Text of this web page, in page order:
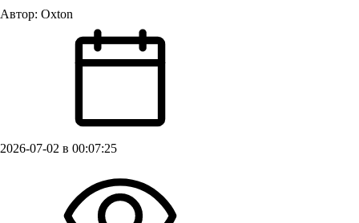
Автор: Oxton
2026-07-02 в 00:07:25